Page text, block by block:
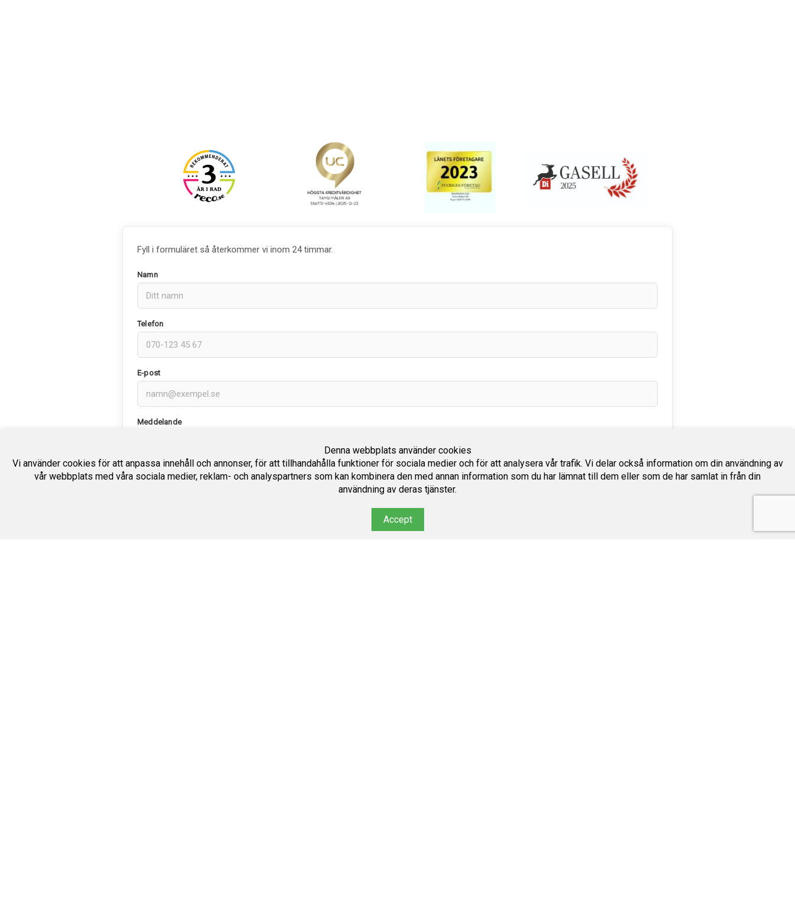
Fyll i formuläret så återkommer vi inom 24 timmar.
Namn
Telefon
E-post
Meddelande
Denna webbplats använder cookies
Vi använder cookies för att anpassa innehåll och annonser, för att tillhandahålla funktioner för sociala medier och för att analysera vår trafik. Vi delar också information om din användning av
vår webbplats med våra sociala medier, reklam- och analyspartners som kan kombinera den med annan information som du har lämnat till dem eller som de har samlat in från din
användning av deras tjänster.
Accept